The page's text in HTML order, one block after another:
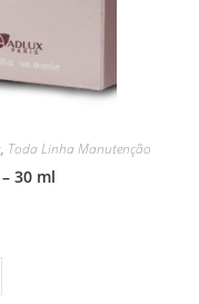
, Toda Linha Manutenção
30 ml